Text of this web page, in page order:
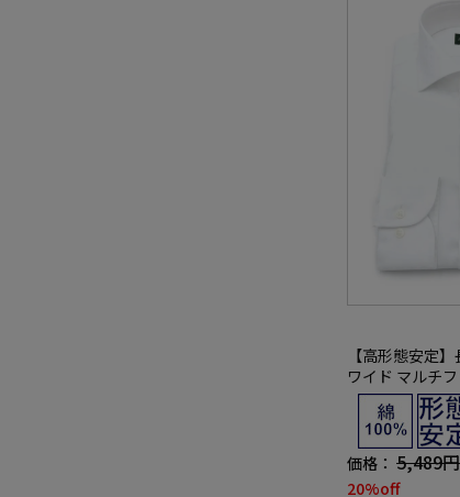
【高形態安定
ワイド マルチ
織柄無地 リッ
価格： 5,489円
20%off